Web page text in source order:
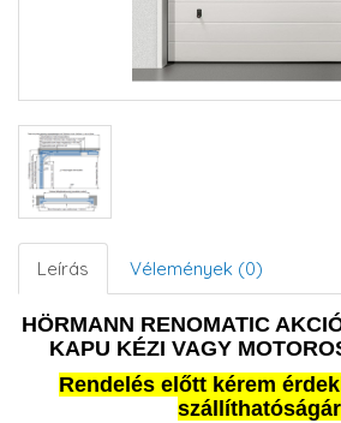
Leírás Vélemények (0)
HÖRMANN RENOMATIC
KAPU KÉZI VAGY
Rendelés előtt kérem